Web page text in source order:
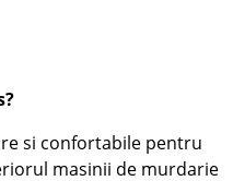
si confortabile pentru
masinii de murdarie